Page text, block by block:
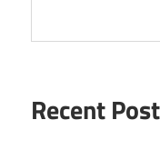
Recent